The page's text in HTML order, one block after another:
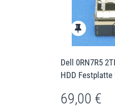
Dell 0RN7R5
HDD
69,00 €